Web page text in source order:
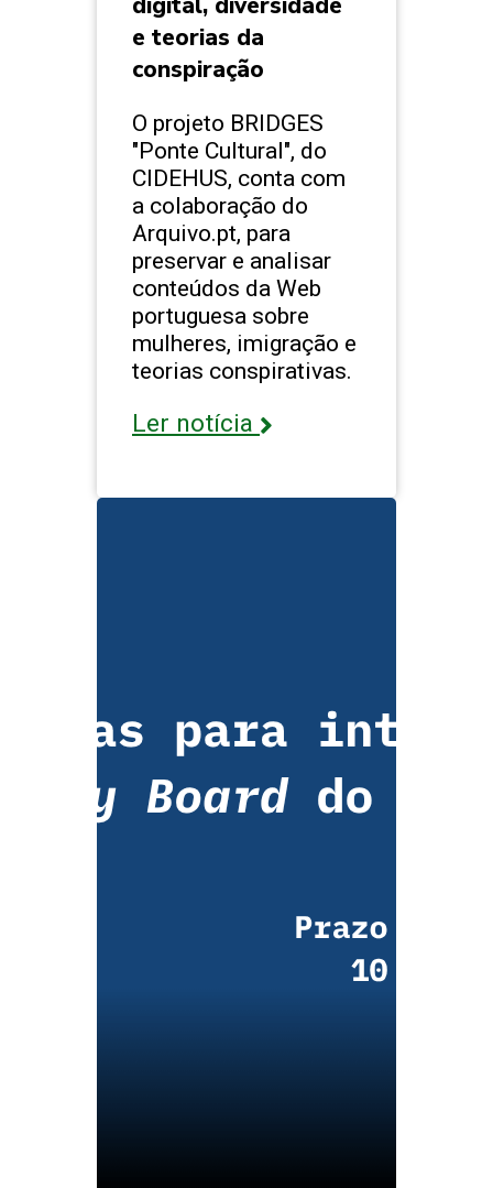
e teorias da
conspiração
O projeto BRIDGES
"Ponte Cultural", do
CIDEHUS, conta com
a colaboração do
Arquivo.pt, para
preservar e analisar
conteúdos da Web
portuguesa sobre
mulheres, imigração e
teorias conspirativas.
Ler notícia